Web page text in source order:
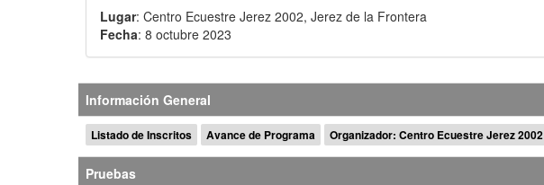
Lugar: Centro Ecuestre Jerez 2002, Jerez de la Frontera
Fecha: 8 octubre 2023
Información General
Listado de Inscritos Avance de Programa Organizador: Centro Ecuestre Jerez 2002
Pruebas